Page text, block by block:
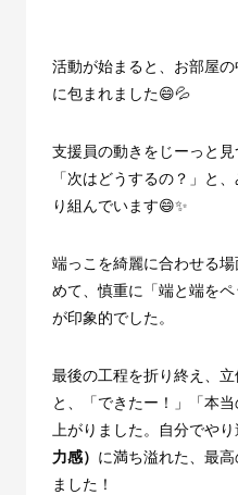
活動が始まると、お部屋
に包まれました😄💦
支援員の動きをじーっと見
「次はどうするの？」と
り組んでいます😄✨
端っこを綺麗に合わせる
めて、慎重に「端と端をペ
が印象的でした。
最後の工程を折り終え、
と、「できたー！」「本
上がりました。自分でや
力感） に満ち溢れた、最
ました！